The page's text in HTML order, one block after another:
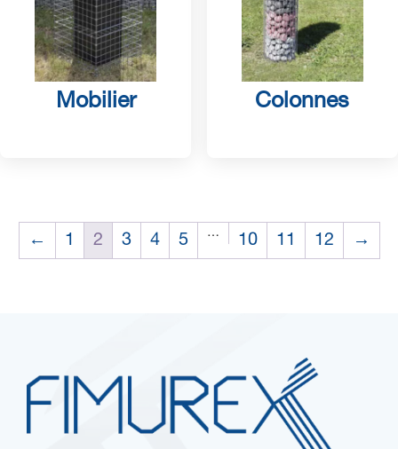
Mobilier Colonnes
← 1 2 3 4 5 … 10 11 12 →